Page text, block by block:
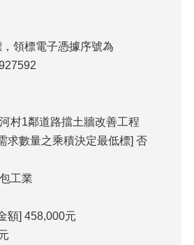
領標電子憑據序號為
村1鄰道路擋土牆改善工程
求數量之乘積決定最低標] 否
工業
額] 458,000元